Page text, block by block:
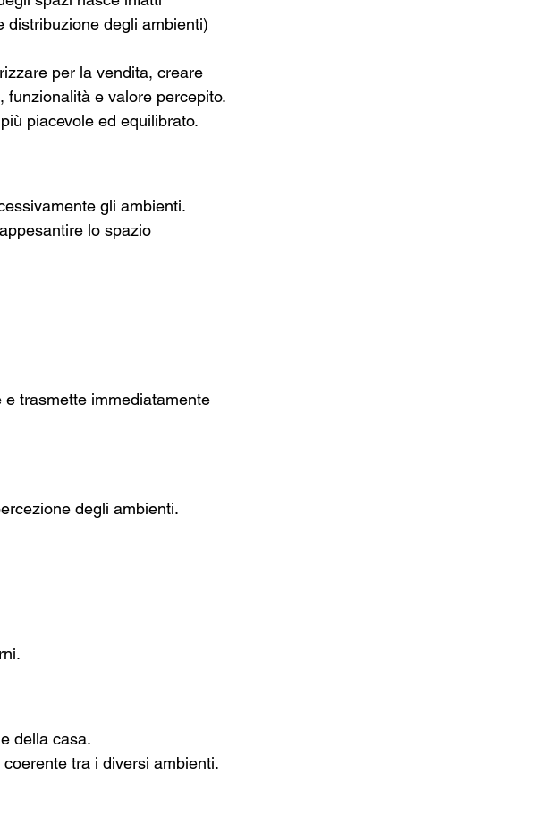
distribuzione degli ambienti)
per la vendita, creare
e valore percepito.
piacevole ed equilibrato.
gli ambienti.
lo spazio
trasmette immediatamente
degli ambienti.
della casa.
tra i diversi ambienti.